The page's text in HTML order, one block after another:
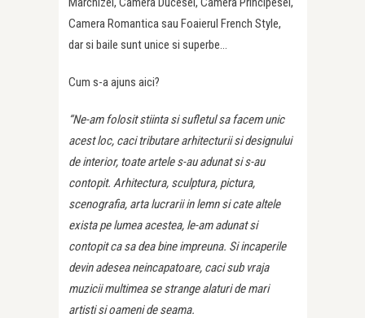
Camera Romantica sau Foaierul French Style,
dar si baile sunt unice si superbe…
Cum s-a ajuns aici?
“Ne-am folosit stiinta si sufletul sa facem unic
acest loc, caci tributare arhitecturii si designului
de interior, toate artele s-au adunat si s-au
contopit. Arhitectura, sculptura, pictura,
scenografia, arta lucrarii in lemn si cate altele
exista pe lumea acestea, le-am adunat si
contopit ca sa dea bine impreuna. Si incaperile
devin adesea neincapatoare, caci sub vraja
muzicii multimea se strange alaturi de mari
artisti si oameni de seama.